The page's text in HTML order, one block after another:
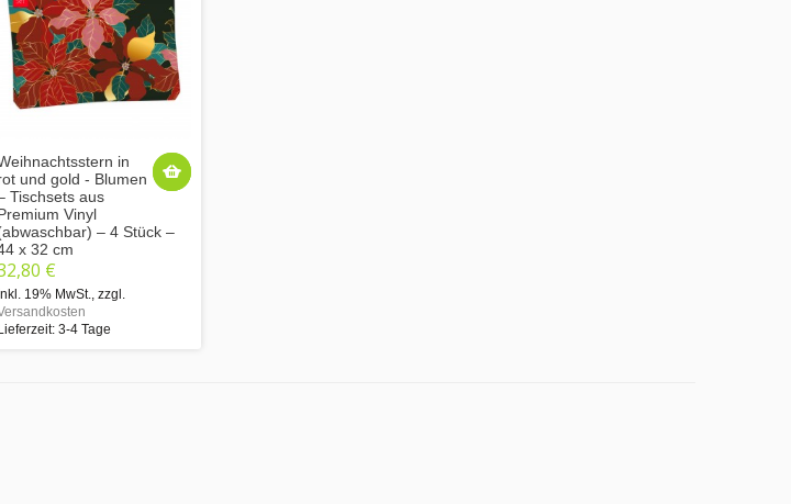
in
und gold - Blumen
Tischsets aus
Vinyl
– 4 Stück –
x 32 cm
€
19% MwSt. zzgl.
3-4 Tage